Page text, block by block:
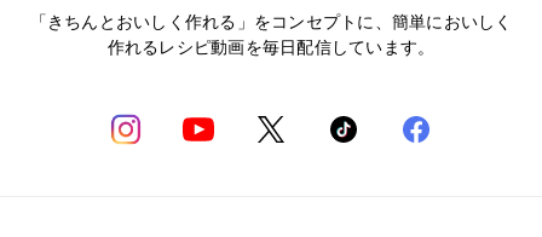
「きちんとおいしく作れる」をコンセプトに、簡単においしく
作れるレシピ動画を毎日配信しています。